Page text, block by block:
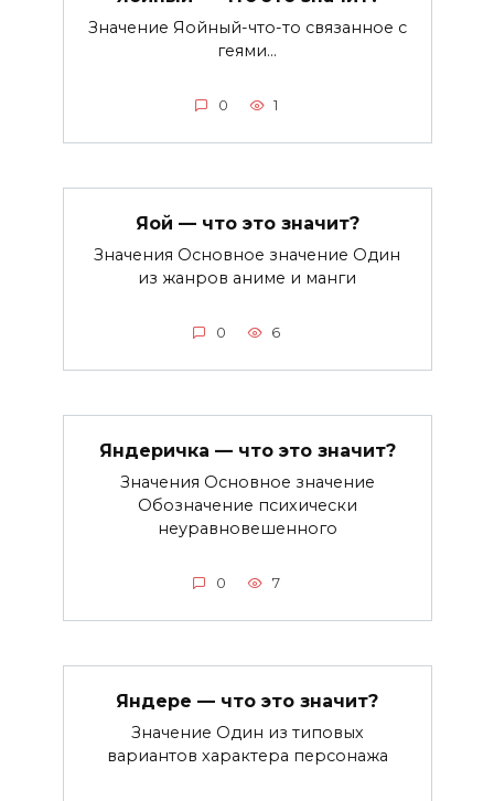
Значение Яойный-что-то связанное с
геями…
0 1
Яой — что это значит?
Значения Основное значение Один
из жанров аниме и манги
0 6
Яндеричка — что это значит?
Значения Основное значение
Обозначение психически
неуравновешенного
0 7
Яндере — что это значит?
Значение Один из типовых
вариантов характера персонажа